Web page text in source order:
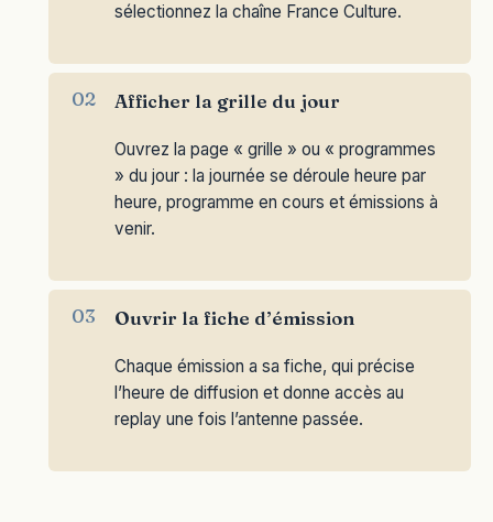
sélectionnez la chaîne France Culture.
Afficher la grille du jour
Ouvrez la page « grille » ou « programmes
» du jour : la journée se déroule heure par
heure, programme en cours et émissions à
venir.
Ouvrir la fiche d’émission
Chaque émission a sa fiche, qui précise
l’heure de diffusion et donne accès au
replay une fois l’antenne passée.